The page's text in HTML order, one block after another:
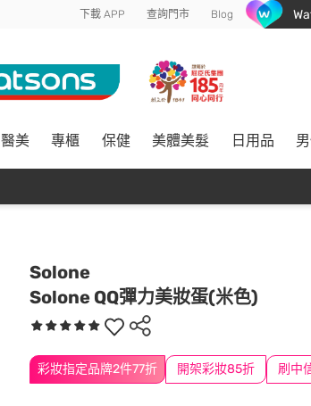
下載 APP 查詢門市 Blog
醫美 專櫃 保健 美體美髮 日用品
Solone
Solone QQ彈力美妝蛋(米色)
彩妝指定品牌2件77折 開架彩妝85折